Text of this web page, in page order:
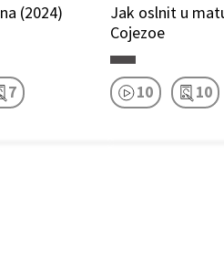
(2024)
7
Jak oslnit u
Cojezoe
10 10